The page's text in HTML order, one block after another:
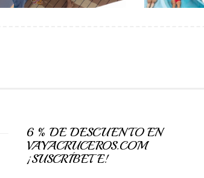
6 % DE DESCUENTO EN
VAYACRUCEROS.COM
¡SUSCRÍBETE!